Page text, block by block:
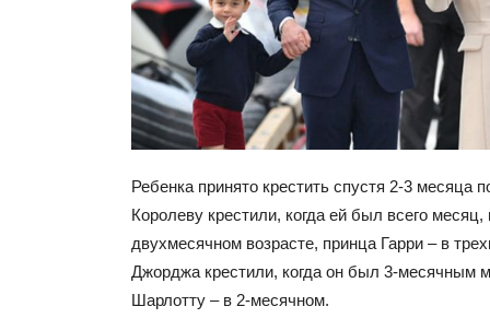
Ребенка принято крестить спустя 2-3 месяца
Королеву крестили, когда ей был всего
двухмесячном возрасте, принца Гарри – в
Джорджа крестили, когда он был 3-месячным
Шарлотту – в 2-месячном.